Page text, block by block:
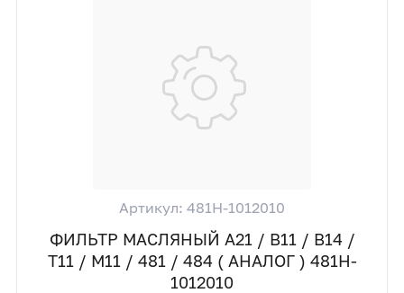
Артикул: 481H-1012010
ФИЛЬТР МАСЛЯНЫЙ A21 / B11 / B14 /
T11 / M11 / 481 / 484 ( АНАЛОГ ) 481H-
1012010